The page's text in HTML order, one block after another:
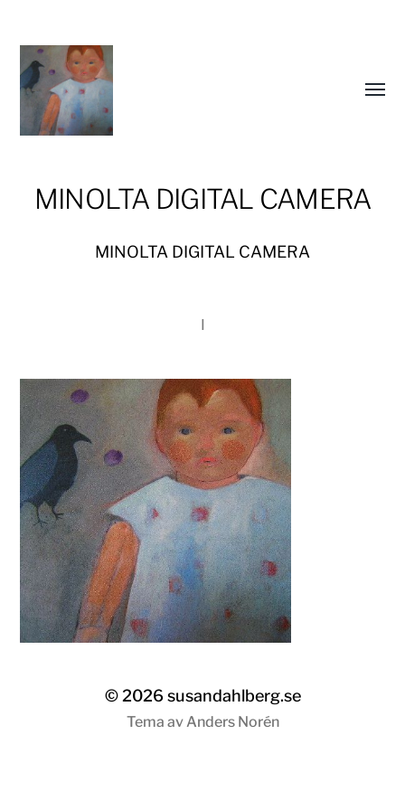
Slå
MINOLTA DIGITAL CAMERA
MINOLTA DIGITAL CAMERA
I
© 2026susandahlberg.se
Tema av Anders Norén